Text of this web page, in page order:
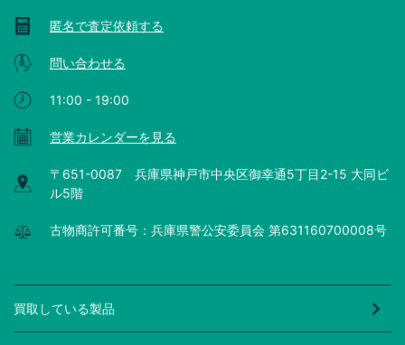
匿名で査定依頼する
問い合わせる
11:00 - 19:00
営業カレンダーを見る
〒651-0087 兵庫県神戸市中央区御幸通5丁目2-15 大同ビ
ル5階
古物商許可番号：兵庫県警公安委員会 第631160700008号
買取している製品